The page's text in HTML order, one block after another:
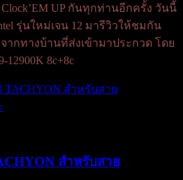
UP กันทุกท่านอีกครั้ง วันนี้
รุ่นใหม่เจน 12 มารีวิวให้ชมกัน
ากทางบ้านที่ส่งเข้ามาประกวด โดย
12900K 8c+8c
สำหรับสาย